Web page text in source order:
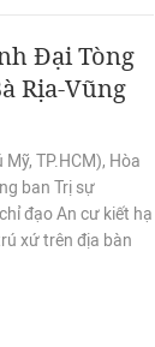
Đại Tòng
Rịa-Vũng
TP.HCM), Hòa
ban Trị sự
đạo An cư kiết hạ
xứ trên địa bàn